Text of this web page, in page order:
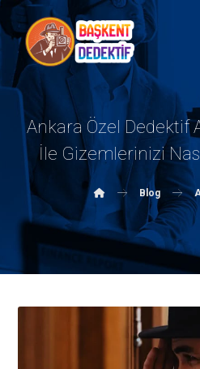
Ankara Özel Dedektif
İle Gizemlerinizi
Blog